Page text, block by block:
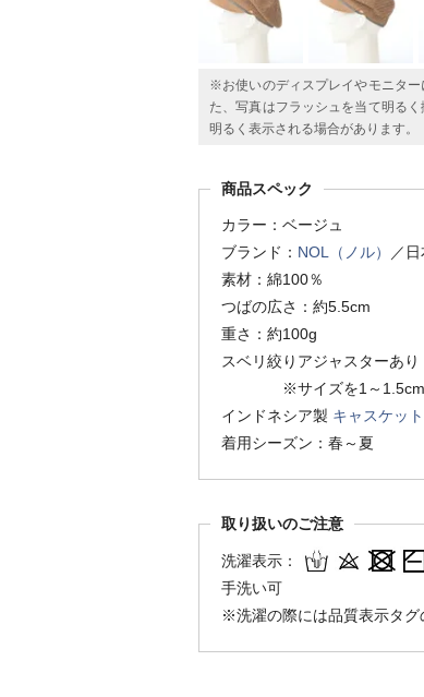
※お使いのディスプレイやモニター
た、写真はフラッシュを当て明る
明るく表示される場合があります。
商品スペック
カラー：ベージュ
ブランド： NOL（ノル）
／日
素材：綿100％
つばの広さ：約5.5cm
重さ：約100g
スベリ絞りアジャスターあり
※サイズを1～1.5cm小
インドネシア製 キャスケット
着用シーズン：春～夏
取り扱いのご注意
洗濯表示：
手洗い可
※洗濯の際には品質表示タグ